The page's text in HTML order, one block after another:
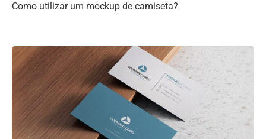
Como utilizar um mockup de camiseta?